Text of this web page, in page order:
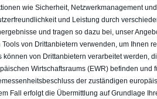
wie Sicherheit, Netzwerkmanagement
und Leistung durch
und tragen so dazu bei, unser
Tools von Drittanbietern verwenden, um Ihnen
können von Drittanbietern verarbeitet werden,
Wirtschaftsraums (EWR) befinden und
der zuständigen
Fall erfolgt die Übermittlung auf Grundlage